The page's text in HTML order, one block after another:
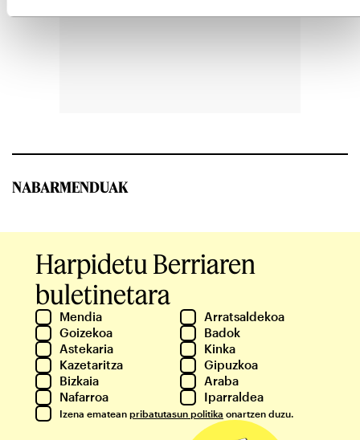
NABARMENDUAK
Harpidetu Berriaren
buletinetara
Mendia
Arratsaldekoa
Goizekoa
Badok
Astekaria
Kinka
Kazetaritza
Gipuzkoa
Bizkaia
Araba
Nafarroa
Iparraldea
Izena ematean pribatutasun politika onartzen duzu.